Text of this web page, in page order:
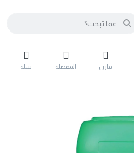
قارن المفضلة سلة